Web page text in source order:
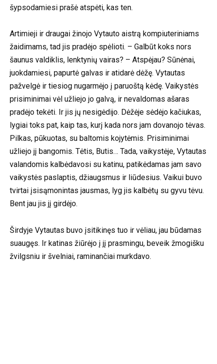
šypsodamiesi prašė atspėti, kas ten.
Artimieji ir draugai žinojo Vytauto aistrą kompiuteriniams
žaidimams, tad jis pradėjo spėlioti. – Galbūt koks nors
šaunus valdiklis, lenktynių vairas? – Atspėjau? Sūnėnai,
juokdamiesi, papurtė galvas ir atidarė dėžę. Vytautas
pažvelgė ir tiesiog nugarmėjo į paruoštą kėdę. Vaikystės
prisiminimai vėl užliejo jo galvą, ir nevaldomas ašaras
pradėjo tekėti. Ir jis jų nesigėdijo. Dėžėje sėdėjo kačiukas,
lygiai toks pat, kaip tas, kurį kada nors jam dovanojo tėvas.
Pilkas, pūkuotas, su baltomis kojytėmis. Prisiminimai
užliejo jį bangomis. Tėtis, Butis… Tada, vaikystėje, Vytautas
valandomis kalbėdavosi su katinu, patikėdamas jam savo
vaikystės paslaptis, džiaugsmus ir liūdesius. Vaikui buvo
tvirtai įsisąmonintas jausmas, lyg jis kalbėtų su gyvu tėvu.
Bent jau jis jį girdėjo.
Širdyje Vytautas buvo įsitikinęs tuo ir vėliau, jau būdamas
suaugęs. Ir katinas žiūrėjo į jį prasmingu, beveik žmogišku
žvilgsniu ir švelniai, raminančiai murkdavo.